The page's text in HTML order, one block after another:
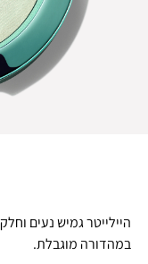
היילייטר גמיש נעים
במהדורה מוגבלת.